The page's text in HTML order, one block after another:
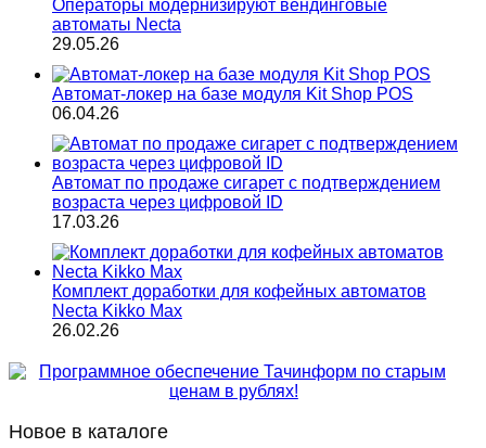
Операторы модернизируют вендинговые
автоматы Necta
29.05.26
Автомат-локер на базе модуля Kit Shop POS
06.04.26
Автомат по продаже сигарет с подтверждением
возраста через цифровой ID
17.03.26
Комплект доработки для кофейных автоматов
Necta Kikko Max
26.02.26
Новое в каталоге